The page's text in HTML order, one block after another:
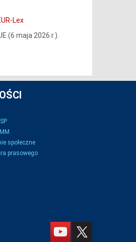
Lex
(6 maja 2026 r.).
społeczne
prasowego